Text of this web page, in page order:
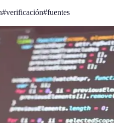
#verificación#fuentes